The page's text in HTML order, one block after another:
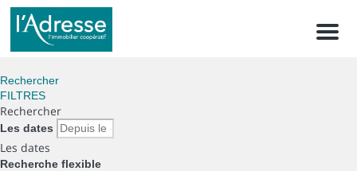
Menu
Rechercher
FILTRES
Rechercher
Les dates
Les dates
Recherche flexible